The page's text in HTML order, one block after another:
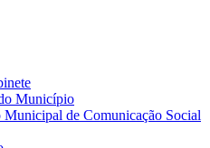
Município
Municipal de Comunicação Social